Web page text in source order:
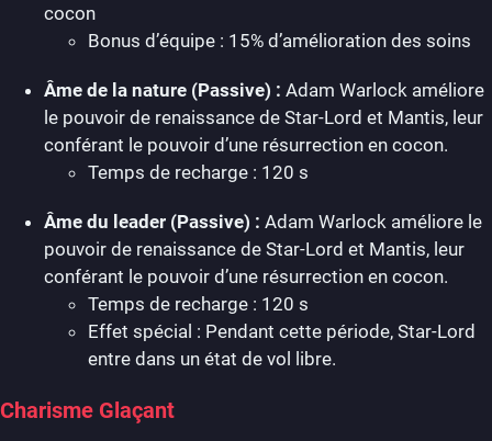
cocon
Bonus d’équipe : 15% d’amélioration des soins
Âme de la nature (Passive) : Adam Warlock améliore
le pouvoir de renaissance de Star-Lord et Mantis, leur
conférant le pouvoir d’une résurrection en cocon.
Temps de recharge : 120 s
Âme du leader (Passive) : Adam Warlock améliore le
pouvoir de renaissance de Star-Lord et Mantis, leur
conférant le pouvoir d’une résurrection en cocon.
Temps de recharge : 120 s
Effet spécial : Pendant cette période, Star-Lord
entre dans un état de vol libre.
Charisme Glaçant